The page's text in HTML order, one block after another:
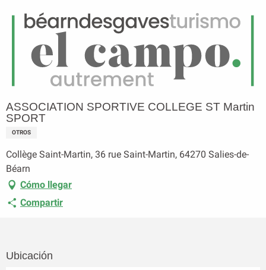
Menú
Página principal
ASSOCIATION SPORTIVE COLLEGE ST Martin SPORT
ASSOCIATION SPORTIVE COLLEGE ST Martin
SPORT
OTROS
Collège Saint-Martin, 36 rue Saint-Martin, 64270 Salies-de-
Béarn
Cómo llegar
Compartir
Ubicación